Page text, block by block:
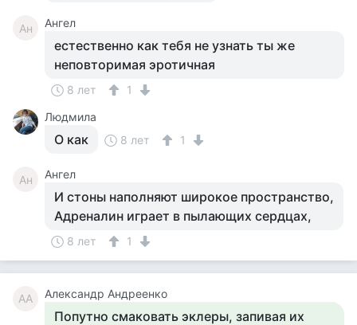
Ан Ангел
естественно как тебя не узнать ты же
неповторимая эротичная
8 лет
1
Людмила
О как 8 лет 1
Ан Ангел
И стоны наполняют широкое пространство,
Адреналин играет в пылающих сердцах,
8 лет 1
АА Александр Андреенко
Попутно смаковать эклеры, запивая их